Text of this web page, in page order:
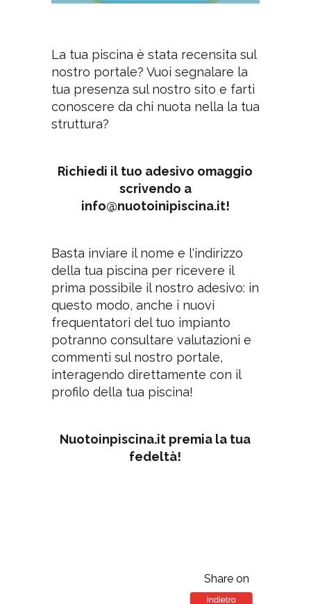
La tua piscina è stata recensita sul
nostro portale? Vuoi segnalare la
tua presenza sul nostro sito e farti
conoscere da chi nuota nella la tua
struttura?
Richiedi il tuo adesivo omaggio
scrivendo a
info@nuotoinipiscina.it!
Basta inviare il nome e l'indirizzo
della tua piscina per ricevere il
prima possibile il nostro adesivo: in
questo modo, anche i nuovi
frequentatori del tuo impianto
potranno consultare valutazioni e
commenti sul nostro portale,
interagendo direttamente con il
profilo della tua piscina!
Nuotoinpiscina.it premia la tua
fedeltà!
Share on